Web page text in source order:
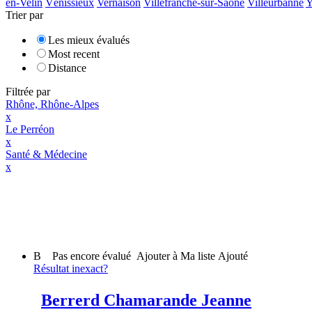
Trier par
Les mieux évalués
Most recent
Distance
Filtrée par
Rhône, Rhône-Alpes
x
Le Perréon
x
Santé & Médecine
x
B Pas encore évalué Ajouter à Ma liste Ajouté
Résultat inexact?
Berrerd Chamarande Jeanne